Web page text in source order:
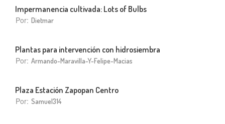
Impermanencia cultivada: Lots of Bulbs
Por: Dietmar
Plantas para intervención con hidrosiembra
Por: Armando-Maravilla-Y-Felipe-Macias
Plaza Estación Zapopan Centro
Por: Samuel314